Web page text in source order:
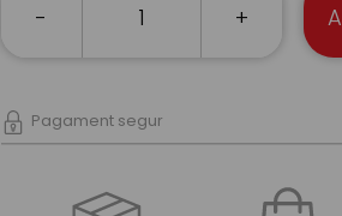
- +
Pagament segur